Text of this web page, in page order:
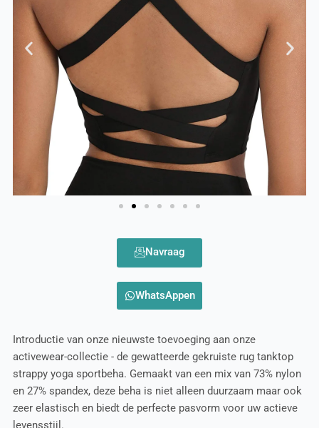
Navraag
WhatsAppen
Introductie van onze nieuwste toevoeging aan onze
activewear-collectie - de gewatteerde gekruiste rug tanktop
strappy yoga sportbeha. Gemaakt van een mix van 73% nylon
en 27% spandex, deze beha is niet alleen duurzaam maar ook
zeer elastisch en biedt de perfecte pasvorm voor uw actieve
levensstijl.